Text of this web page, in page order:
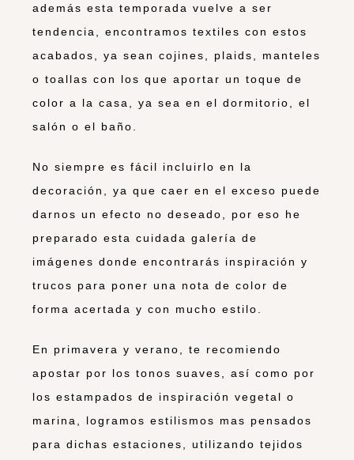
además esta temporada vuelve a ser
tendencia, encontramos textiles con estos
acabados, ya sean cojines, plaids, manteles
o toallas con los que aportar un toque de
color a la casa, ya sea en el dormitorio, el
salón o el baño.
No siempre es fácil incluirlo en la
decoración, ya que caer en el exceso puede
darnos un efecto no deseado, por eso he
preparado esta cuidada galería de
imágenes donde encontrarás inspiración y
trucos para poner una nota de color de
forma acertada y con mucho estilo.
En primavera y verano, te recomiendo
apostar por los tonos suaves, así como por
los estampados de inspiración vegetal o
marina, logramos estilismos mas pensados
para dichas estaciones, utilizando tejidos